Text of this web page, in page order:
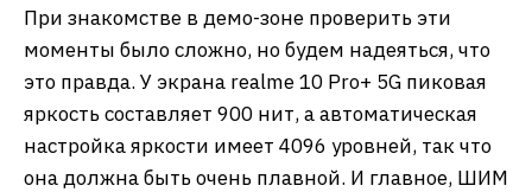
При знакомстве в демо-зоне проверить эти
моменты было сложно, но будем надеяться, что
это правда. У экрана realme 10 Pro+ 5G пиковая
яркость составляет 900 нит, а автоматическая
настройка яркости имеет 4096 уровней, так что
она должна быть очень плавной. И главное, ШИМ